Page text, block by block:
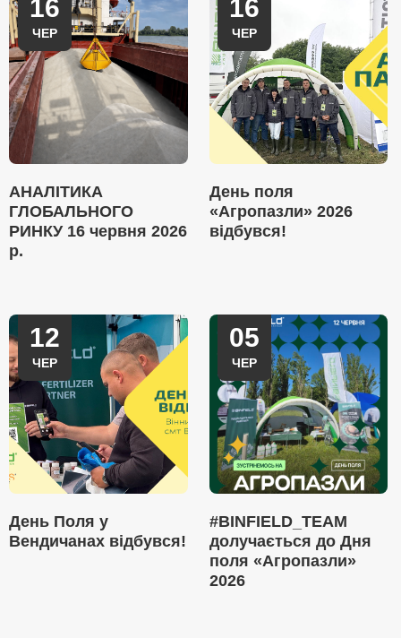
16
ЧЕР
АНАЛІТИКА
ГЛОБАЛЬНОГО
РИНКУ 16 червня 2026
р.
16
ЧЕР
День поля
«Агропазли» 2026
відбувся!
12
ЧЕР
День Поля у
Вендичанах відбувся!
05
ЧЕР
#BINFIELD_TEAM
долучається до Дня
поля «Агропазли»
2026